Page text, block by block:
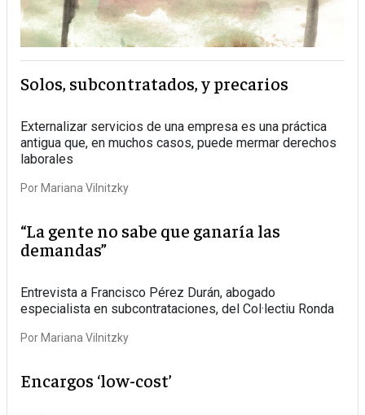
Solos, subcontratados, y precarios
Externalizar servicios de una empresa es una práctica
antigua que, en muchos casos, puede mermar derechos
laborales
Por Mariana Vilnitzky
“La gente no sabe que ganaría las
demandas”
Entrevista a Francisco Pérez Durán, abogado
especialista en subcontrataciones, del Col·lectiu Ronda
Por Mariana Vilnitzky
Encargos ‘low-cost’